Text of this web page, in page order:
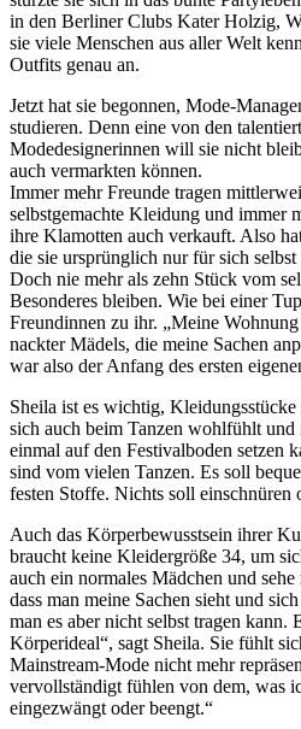
in den Berliner Clubs Kater Holzig,
sie viele Menschen aus aller Welt
Outfits genau an.
Jetzt hat sie begonnen, Mode-
studieren. Denn eine von den
Modedesignerinnen will sie nicht
auch vermarkten können.
Immer mehr Freunde tragen
selbstgemachte Kleidung und immer
ihre Klamotten auch verkauft. Also
die sie ursprünglich nur für sich
Doch nie mehr als zehn Stück vom
Besonderes bleiben. Wie bei einer
Freundinnen zu ihr. „Meine
nackter Mädels, die meine Sachen
war also der Anfang des ersten
Sheila ist es wichtig,
sich auch beim Tanzen wohlfühlt und
einmal auf den Festivalboden setzen
sind vom vielen Tanzen. Es soll
festen Stoffe. Nichts soll einschnüren
Auch das Körperbewusstsein ihrer
braucht keine Kleidergröße 34, um
auch ein normales Mädchen und
dass man meine Sachen sieht und
man es aber nicht selbst tragen kann.
Körperideal“, sagt Sheila. Sie fühlt
Mainstream-Mode nicht mehr
vervollständigt fühlen von dem, was
eingezwängt oder beengt.“